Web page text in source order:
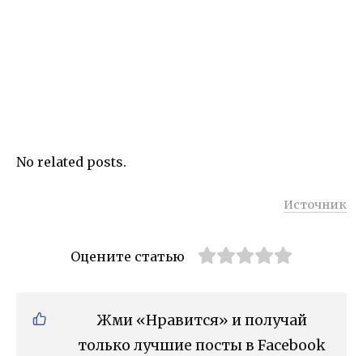
No related posts.
Источник
Оцените статью
Жми «Нравится» и получай
только лучшие посты в Facebook